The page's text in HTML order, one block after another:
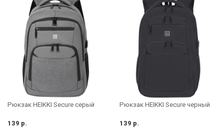
Рюкзак HEIKKI Secure серый
139 р.
Рюкзак HEIKKI Secure черный
139 р.